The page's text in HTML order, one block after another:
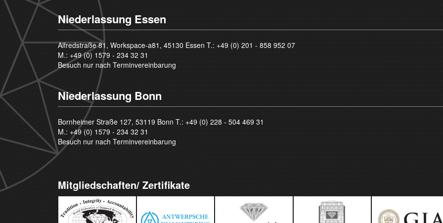
Niederlassung Essen
Alfredstraße 81, Workspace-a81, 45130 Essen T.: +49 (0) 201 - 858 952 07
M.: +49 (0) 1579 - 234 32 31
Besuch nur nach Terminvereinbarung
Niederlassung Bonn
Bornheimer Straße 127, 53119 Bonn T.: +49 (0) 228 - 504 469 31
M.: +49 (0) 1579 - 234 32 31
Besuch nur nach Terminvereinbarung
Mitgliedschaften/ Zertifikate